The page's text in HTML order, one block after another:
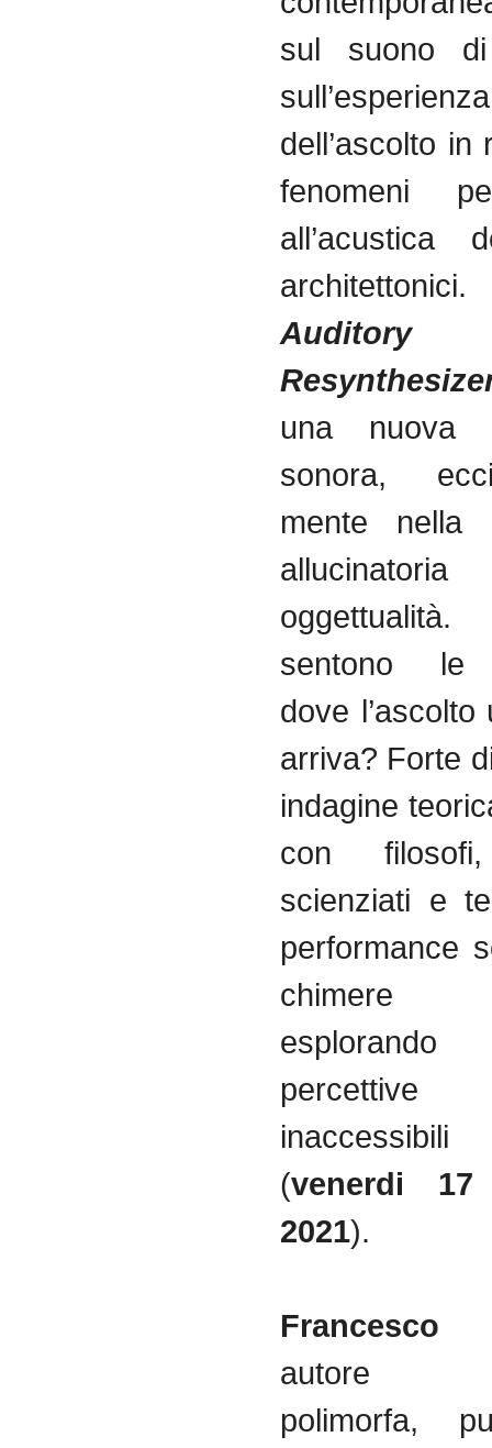
sul suono
sull’esperienza
dell’ascolto in
fenomeni
all’acustica
Auditory
una nuova
sonora,
mente nella
sentono le
dove
arriva? Forte
indagine
con
scienziati e
performance
chimere
esplorando
inaccessibili
(venerdi 17
2021).
Francesco
autore
polimorfa,